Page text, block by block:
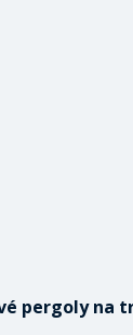
pergoly na